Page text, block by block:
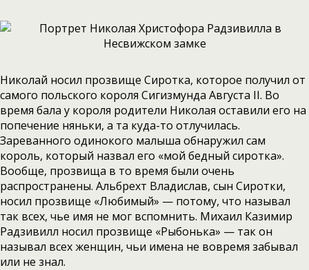
Николай носил прозвище Сиротка, которое получил от
самого польского короля Сигизмунда Августа II. Во
время бала у короля родители Николая оставили его на
попечение няньки, а та куда-то отлучилась.
Зареванного одинокого малыша обнаружил сам
король, который назвал его «мой бедный сиротка».
Вообще, прозвища в то время были очень
распространены. Альбрехт Владислав, сын Сиротки,
носил прозвище «Любимый» — потому, что называл
так всех, чье имя не мог вспомнить. Михаил Казимир
Радзивилл носил прозвище «Рыбонька» — так он
называл всех женщин, чьи имена не вовремя забывал
или не знал.